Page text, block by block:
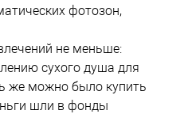
фотозон,
не меньше:
сухого душа для
же можно было купить
шли в фонды